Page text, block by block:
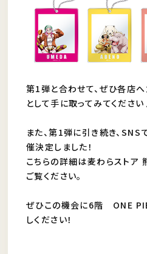
第1弾と合わせて、ぜひ各店
として手に取ってみてくださ
また、第1弾に引き続き、SNS
催決定しました！
こちらの詳細は麦わらストア
ご覧ください。
ぜひこの機会に6階 ONE
しください！